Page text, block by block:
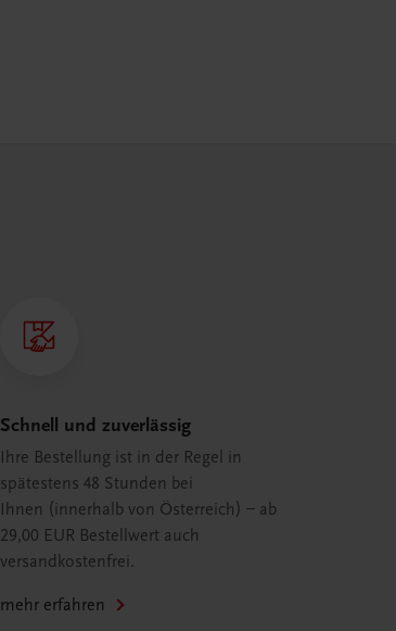
Schnell und zuverlässig
Ihre Bestellung ist in der Regel in
spätestens 48 Stunden bei
Ihnen (innerhalb von Österreich) – ab
29,00 EUR Bestellwert auch
versandkostenfrei.
mehr erfahren